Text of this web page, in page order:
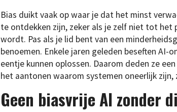
Bias duikt vaak op waar je dat het minst
te ontdekken zijn, zeker als je zelf niet tot
wordt. Pas als je lid bent van een
benoemen. Enkele jaren geleden beseften AI-
eentje kunnen oplossen. Daarom deden ze
het aantonen waarom systemen oneerlijk
Geen biasvrije AI zonder